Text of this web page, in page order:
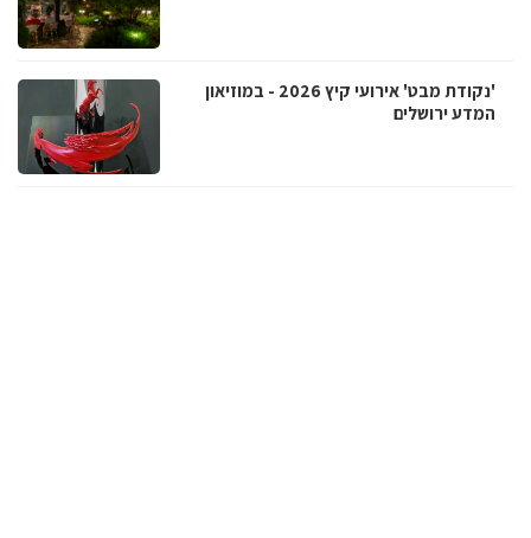
'נקודת מבט' אירועי קיץ 2026 - במוזיאון
המדע ירושלים